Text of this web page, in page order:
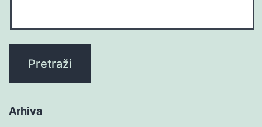
Arhiva